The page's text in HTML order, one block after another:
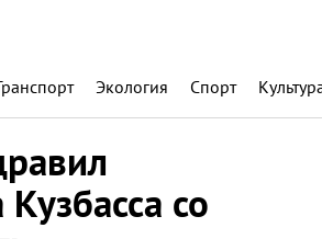
Экология Спорт
со